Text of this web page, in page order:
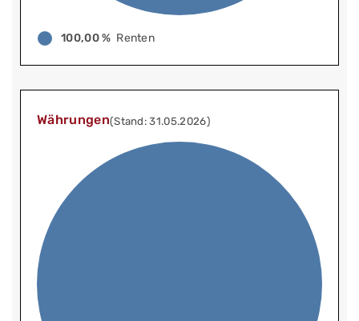
100,00 % Renten
Währungen(Stand: 31.05.2026)